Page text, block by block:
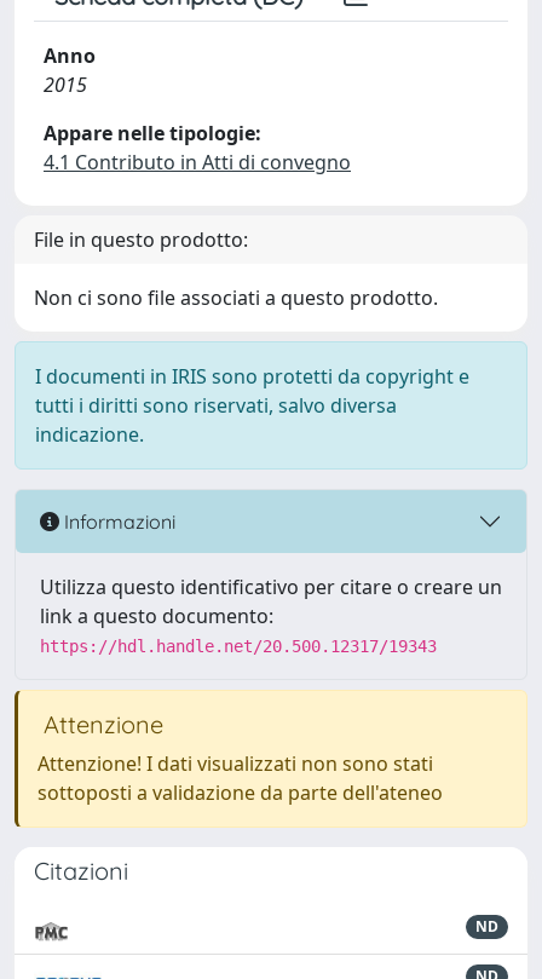
Anno
2015
Appare nelle tipologie:
4.1 Contributo in Atti di convegno
File in questo prodotto:
Non ci sono file associati a questo prodotto.
I documenti in IRIS sono protetti da copyright e
tutti i diritti sono riservati, salvo diversa
indicazione.
Informazioni
Utilizza questo identificativo per citare o creare un
link a questo documento:
https://hdl.handle.net/20.500.12317/19343
Attenzione
Attenzione! I dati visualizzati non sono stati
sottoposti a validazione da parte dell'ateneo
Citazioni
ND